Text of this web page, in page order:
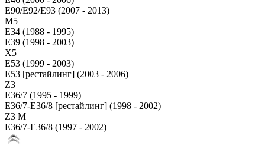
E90/E92/E93 (2007 - 2013)
М5
E34 (1988 - 1995)
E39 (1998 - 2003)
X5
E53 (1999 - 2003)
E53 [рестайлинг] (2003 - 2006)
Z3
E36/7 (1995 - 1999)
E36/7-E36/8 [рестайлинг] (1998 - 2002)
Z3 M
E36/7-E36/8 (1997 - 2002)